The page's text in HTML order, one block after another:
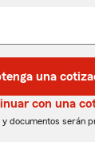
desplegable
una
con una
documentos serán